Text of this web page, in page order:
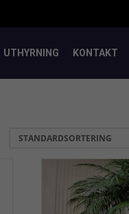
UTHYRNING KONTAKT